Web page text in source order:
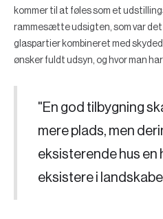
kommer til at føles som et
rammesætte udsigten, som var
glaspartier kombineret med
ønsker fuldt udsyn, og hvor man
"En god tilbygning
mere plads, men
eksisterende hus en
eksistere i